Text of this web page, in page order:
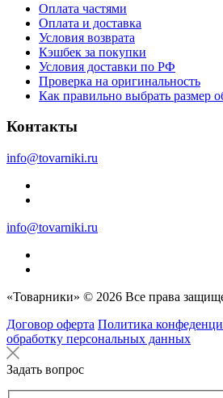
Оплата частями
Оплата и доставка
Условия возврата
Кэшбек за покупки
Условия доставки по РФ
Проверка на оригинальность
Как правильно выбрать размер
Контакты
info@tovarniki.ru
info@tovarniki.ru
«Товарники» © 2026 Все права
Договор оферта Политика
обработку персональных данных
Задать вопрос